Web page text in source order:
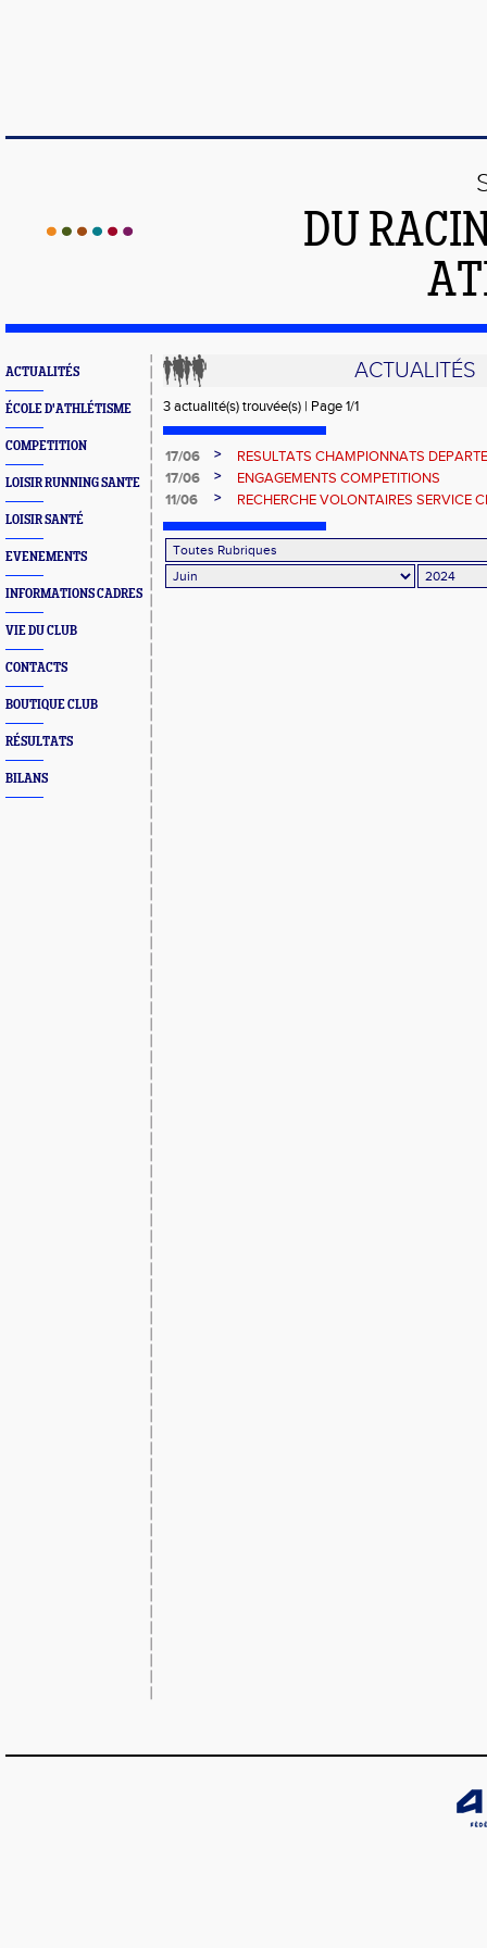
DU
ACTUALITÉS
ÉCOLE D'ATHLÉTISME
COMPETITION
LOISIR RUNNING SANTE
LOISIR SANTÉ
EVENEMENTS
INFORMATIONS CADRES
VIE DU CLUB
CONTACTS
BOUTIQUE CLUB
RÉSULTATS
BILANS
ACTUALITÉS
3 actualité(s) trouvée(s) | Page 1/1
17/06 >
RESULTATS CHAMPIONNATS
17/06
>
ENGAGEMENTS COMPETITIONS
11/06
> RECHERCHE VOLONTAIRES SERVICE